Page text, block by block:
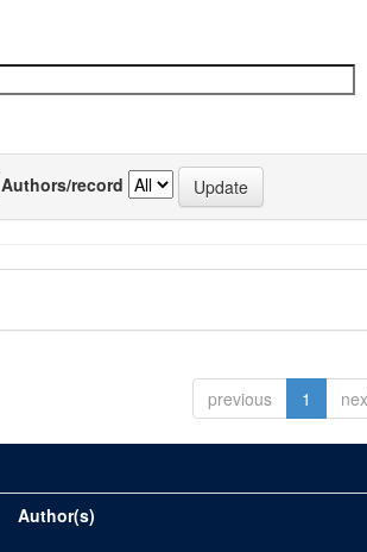
Authors/record
previous 1
Author(s)